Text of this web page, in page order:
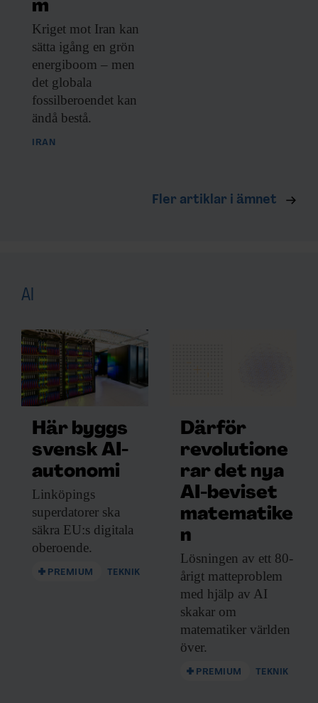
m
Kriget mot Iran kan
sätta igång en grön
energiboom – men
det globala
fossilberoendet kan
ändå bestå.
IRAN
Fler artiklar i ämnet
AI
Här byggs
svensk AI-
autonomi
Linköpings
superdatorer ska
säkra EU:s digitala
oberoende.
PREMIUM TEKNIK
Därför
revolutione
rar det nya
AI-beviset
matematike
n
Lösningen av ett 80-
årigt matteproblem
med hjälp av AI
skakar om
matematiker världen
över.
PREMIUM TEKNIK